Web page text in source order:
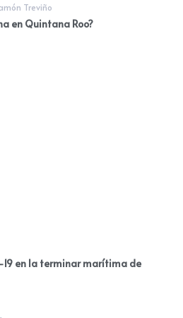
Treviño
en Quintana Roo?
en la terminar marítima de